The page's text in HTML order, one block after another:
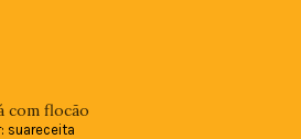
com flocão
suareceita